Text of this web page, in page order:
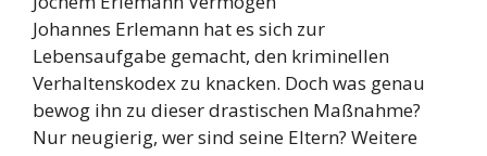
Johannes Erlemann hat es sich zur
Lebensaufgabe gemacht, den kriminellen
Verhaltenskodex zu knacken. Doch was genau
bewog ihn zu dieser drastischen Maßnahme?
Nur neugierig, wer sind seine Eltern? Weitere